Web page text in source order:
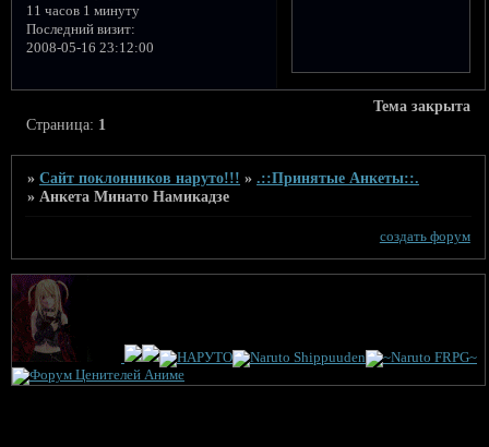
11 часов 1 минуту
Последний визит:
2008-05-16 23:12:00
Тема закрыта
Страница: 1
»Сайт поклонников наруто!!! ».::Принятые Анкеты::.
» Анкета Минато Намикадзе
создать форум